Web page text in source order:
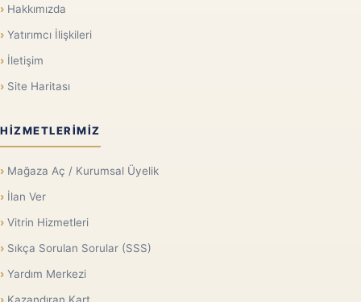
Hakkımızda
Yatırımcı İlişkileri
İletişim
Site Haritası
HIZMETLERIMIZ
Mağaza Aç / Kurumsal Üyelik
İlan Ver
Vitrin Hizmetleri
Sıkça Sorulan Sorular (SSS)
Yardım Merkezi